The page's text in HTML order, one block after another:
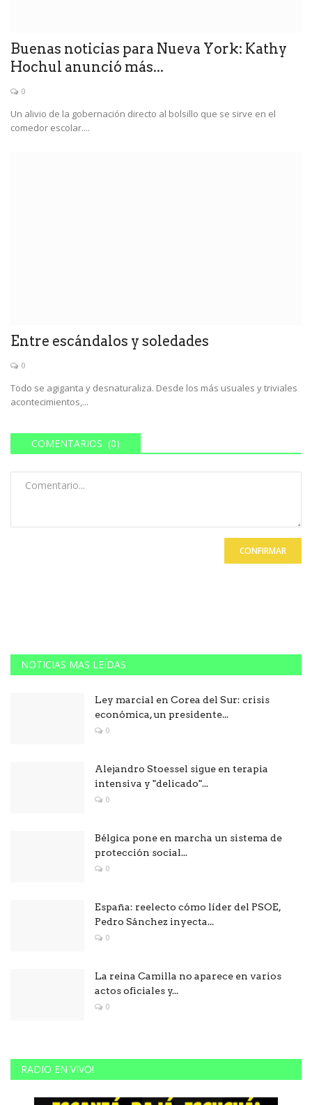
Buenas noticias para Nueva York: Kathy
Hochul anunció más...
0
Un alivio de la gobernación directo al bolsillo que se sirve en el
comedor escolar....
Entre escándalos y soledades
0
Todo se agiganta y desnaturaliza. Desde los más usuales y triviales
acontecimientos,...
COMENTARIOS (0)
CONFIRMAR
NOTICIAS MAS LEÍDAS
Ley marcial en Corea del Sur: crisis
económica, un presidente...
0
Alejandro Stoessel sigue en terapia
intensiva y "delicado"...
0
Bélgica pone en marcha un sistema de
protección social...
0
España: reelecto cómo líder del PSOE,
Pedro Sánchez inyecta...
0
La reina Camilla no aparece en varios
actos oficiales y...
0
RADIO EN VIVO!